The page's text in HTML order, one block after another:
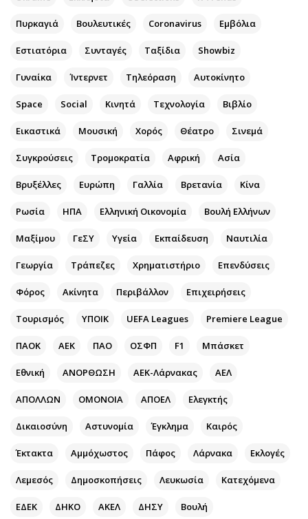
Κύπρος
Ελλάδα
Διεθνή
Οικονομική
Οικονομία
Real Estate
Αγορές
Money Review
AstroBank Properties
Ενέργεια
Ναυτιλία
Περιβάλλον
Κόσμος
Παράξενα
Θέατρο-Χορός
Μουσική
Χειρόγραφα
Κινητά-tablets
Social
Αφιερώματα
Πολιτική
Οικονομία
Αναδρομές
Πρόσωπα
Περιβάλλον
Γυναίκα
Showbiz
Έξοδος
Media
Podcasts
Uncut
Επιστολές
Πυρκαγιά Βουλευτικές Coronavirus Εμβόλια
Εστιατόρια Συνταγές Ταξίδια Showbiz
Γυναίκα Ίντερνετ Τηλεόραση Αυτοκίνητο
Space Social Κινητά Τεχνολογία Βιβλίο
Εικαστικά Μουσική Χορός Θέατρο Σινεμά
Συγκρούσεις Τρομοκρατία Αφρική Ασία
Βρυξέλλες Ευρώπη Γαλλία Βρετανία Κίνα
Ρωσία ΗΠΑ Ελληνική Οικονομία Βουλή Ελλήνων
Μαξίμου ΓεΣΥ Υγεία Εκπαίδευση Ναυτιλία
Γεωργία Τράπεζες Χρηματιστήριο Επενδύσεις
Φόρος Ακίνητα Περιβάλλον Επιχειρήσεις
Τουρισμός ΥΠΟΙΚ UEFA Leagues Premiere League
ΠΑΟΚ ΑΕΚ ΠΑΟ ΟΣΦΠ F1 Μπάσκετ
Εθνική ΑΝΟΡΘΩΣΗ ΑΕΚ-Λάρνακας ΑΕΛ
ΑΠΟΛΛΩΝ ΟΜΟΝΟΙΑ ΑΠΟΕΛ Ελεγκτής
Δικαιοσύνη Αστυνομία Έγκλημα Καιρός
Έκτακτα Αμμόχωστος Πάφος Λάρνακα Εκλογές
Λεμεσός Δημοσκοπήσεις Λευκωσία Κατεχόμενα
ΕΔΕΚ ΔΗΚΟ ΑΚΕΛ ΔΗΣΥ Βουλή